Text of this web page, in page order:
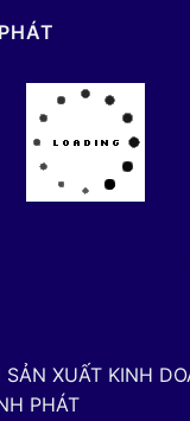
XUẤT KINH
PHÁT